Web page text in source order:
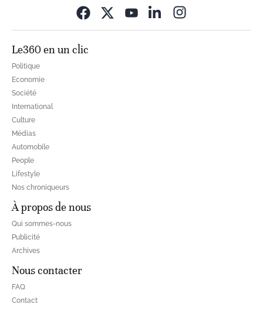
Le360 en un clic
Politique
Economie
Société
International
Culture
Médias
Automobile
People
Lifestyle
Nos chroniqueurs
À propos de nous
Qui sommes-nous
Publicité
Archives
Nous contacter
FAQ
Contact